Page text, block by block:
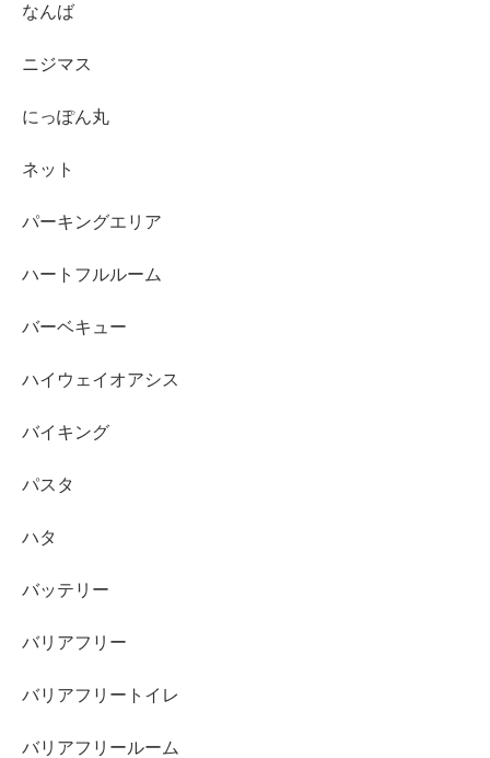
なんば
ニジマス
にっぽん丸
ネット
パーキングエリア
ハートフルルーム
バーベキュー
ハイウェイオアシス
バイキング
パスタ
ハタ
バッテリー
バリアフリー
バリアフリートイレ
バリアフリールーム